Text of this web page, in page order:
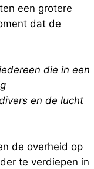
een grotere
dat de
die in een
en de lucht
de overheid op
te verdiepen in